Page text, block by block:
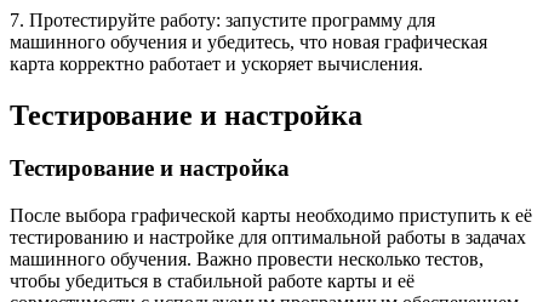
7. Протестируйте работу: запустите программу для
машинного обучения и убедитесь, что новая графическая
карта корректно работает и ускоряет вычисления.
Тестирование и настройка
Тестирование и настройка
После выбора графической карты необходимо приступить к её
тестированию и настройке для оптимальной работы в задачах
машинного обучения. Важно провести несколько тестов,
чтобы убедиться в стабильной работе карты и её